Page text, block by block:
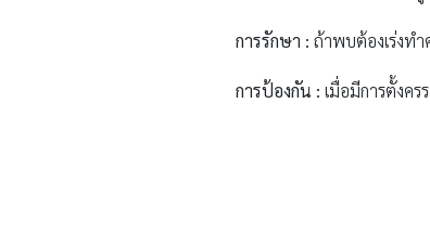
การรักษา : ถ้าพบต้องเร่งท
การป้องกัน : เมื่อมีการตั้งค